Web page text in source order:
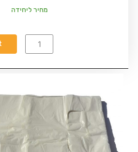
מחיר ליחידה